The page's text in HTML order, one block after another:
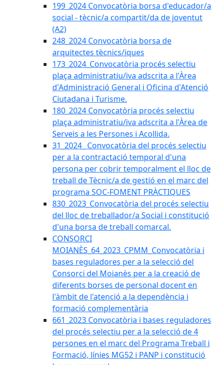
199_2024 Convocatòria borsa d'educador/a
social - tècnic/a compartit/da de joventut
(A2)
248_2024 Convocatòria borsa de
arquitectes tècnics/iques
173_2024_Convocatòria procés selectiu
plaça administratiu/iva adscrita a l'Àrea
d'Administració General i Oficina d'Atenció
Ciutadana i Turisme.
180_2024 Convocatòria procés selectiu
plaça administratiu/iva adscrita a l'Àrea de
Serveis a les Persones i Acollida.
31_2024_ Convocatòria del procés selectiu
per a la contractació temporal d'una
persona per cobrir temporalment el lloc de
treball de Tècnic/a de gestió en el marc del
programa SOC-FOMENT PRÀCTIQUES
830_2023_Convocatòria del procés selectiu
del lloc de treballador/a Social i constitució
d'una borsa de treball comarcal.
CONSORCI
MOIANÈS_64_2023_CPMM_Convocatòria i
bases reguladores per a la selecció del
Consorci del Moianès per a la creació de
diferents borses de personal docent en
l'àmbit de l'atenció a la dependència i
formació complementària
661_2023 Convocatòria i bases reguladores
del procés selectiu per a la selecció de 4
persones en el marc del Programa Treball i
Formació, línies MG52 i PANP i constitució